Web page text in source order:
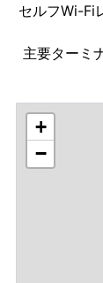
セルフWi-Fi
主要ターミ
+
−